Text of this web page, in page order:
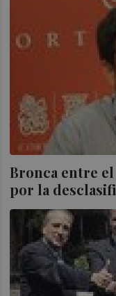
Bronca entre
por la